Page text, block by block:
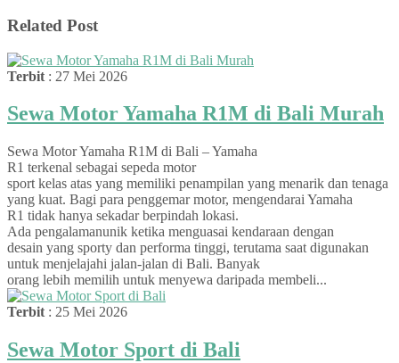
Related Post
Terbit : 27 Mei 2026
Sewa Motor Yamaha R1M di Bali Murah
Sewa Motor Yamaha R1M di Bali – Yamaha
R1 terkenal sebagai sepeda motor
sport kelas atas yang memiliki penampilan yang menarik dan tenaga
yang kuat. Bagi para penggemar motor, mengendarai Yamaha
R1 tidak hanya sekadar berpindah lokasi.
Ada pengalamanunik ketika menguasai kendaraan dengan
desain yang sporty dan performa tinggi, terutama saat digunakan
untuk menjelajahi jalan-jalan di Bali. Banyak
orang lebih memilih untuk menyewa daripada membeli...
Terbit : 25 Mei 2026
Sewa Motor Sport di Bali